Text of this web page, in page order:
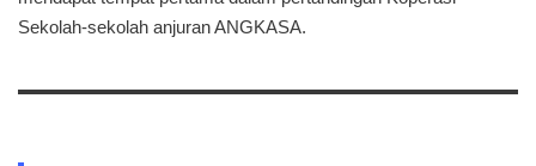
Sekolah-sekolah anjuran ANGKASA.